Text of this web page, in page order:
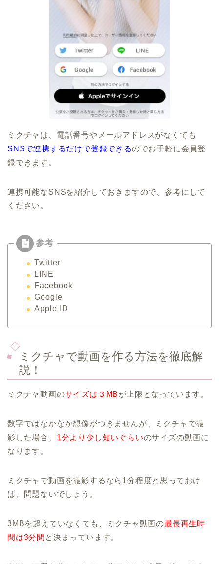
ミクチャは、電話番号やメールアドレスがなくても
SNSで連携するだけで登録できるのでお手軽に会員登
録できます。
連携可能なSNSを紹介しておきますので、参考にして
ください。
Twitter
LINE
Facebook
Google
Apple ID
ミクチャで動画を作る方法を徹底解
説！
ミクチャ動画のサイズは３MBが上限となっています。
数字ではなかなか想像がつきませんが、ミクチャで撮
影した場合、 1分より少し短いぐらいのサイズの動画に
なります。
ミクチャで動画を撮影するなら1分程度と思っておけ
ば、問題ないでしょう。
3MBを超えていなくても、ミクチャ動画の最長再生時
間は3分間 と決まっています。